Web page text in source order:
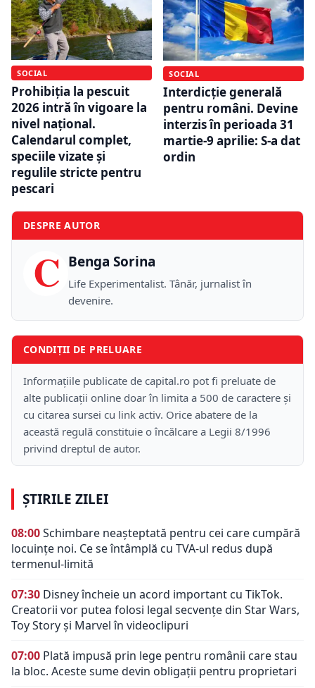
SOCIAL
Prohibiția la pescuit
2026 intră în vigoare la
nivel național.
Calendarul complet,
speciile vizate și
regulile stricte pentru
pescari
SOCIAL
Interdicție generală
pentru români. Devine
interzis în perioada 31
martie-9 aprilie: S-a dat
ordin
DESPRE AUTOR
C Benga Sorina
Life Experimentalist. Tânăr, jurnalist în
devenire.
CONDIȚII DE PRELUARE
Informațiile publicate de capital.ro pot fi preluate de
alte publicații online doar în limita a 500 de caractere și
cu citarea sursei cu link activ. Orice abatere de la
această regulă constituie o încălcare a Legii 8/1996
privind dreptul de autor.
ȘTIRILE ZILEI
08:00Schimbare neașteptată pentru cei care cumpără
locuințe noi. Ce se întâmplă cu TVA-ul redus după
termenul-limită
07:30 Disney încheie un acord important cu TikTok.
Creatorii vor putea folosi legal secvențe din Star Wars,
Toy Story și Marvel în videoclipuri
07:00 Plată impusă prin lege pentru românii care stau
la bloc. Aceste sume devin obligații pentru proprietari